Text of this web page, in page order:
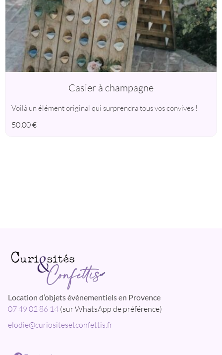
Casier à champagne
Voilà un élément original qui surprendra tous vos convives !
50,00€
Location d’objets évènementiels en Provence
07 49 02 86 14 (sur WhatsApp de préférence)
elodie@curiositesetconfettis.fr